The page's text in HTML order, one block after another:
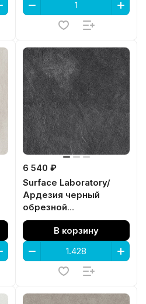
6 540 ₽
Surface Laboratory/
Ардезия черный
обрезной
119,5x119,5x0,9
В корзину